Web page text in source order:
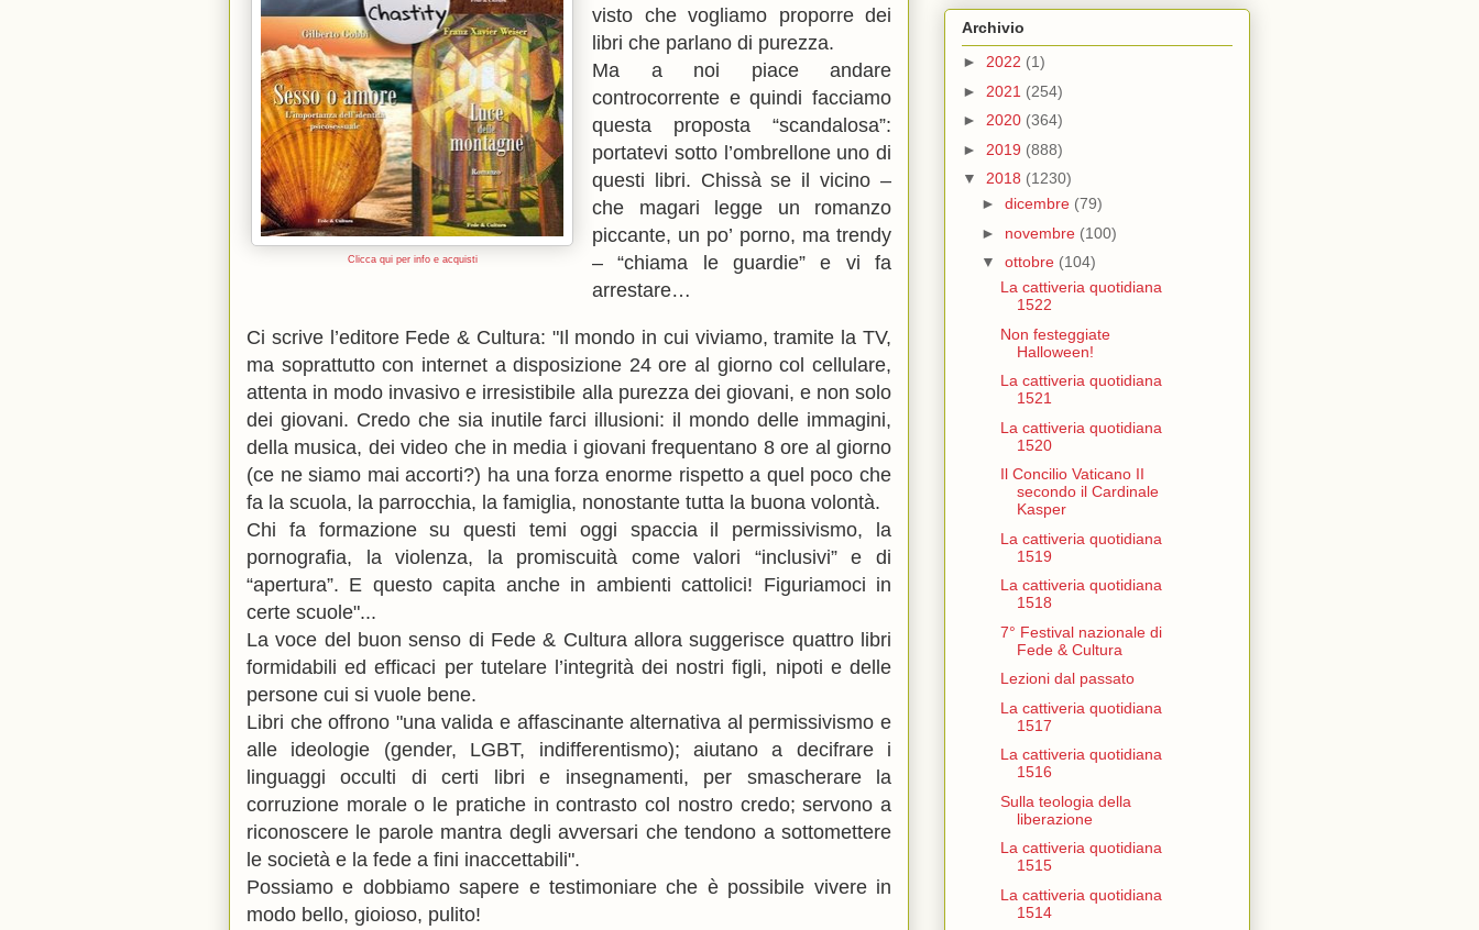
Clicca qui per info e acquisti
visto che vogliamo proporre dei
libri che parlano di purezza.
Ma a noi piace andare
controcorrente e quindi facciamo
questa proposta “scandalosa”:
portatevi sotto l’ombrellone uno di
questi libri. Chissà se il vicino –
che magari legge un romanzo
piccante, un po’ porno, ma trendy
– “chiama le guardie” e vi fa
arrestare…
Ci scrive l’editore Fede & Cultura: "Il mondo in cui viviamo, tramite la TV,
ma soprattutto con internet a disposizione 24 ore al giorno col cellulare,
attenta in modo invasivo e irresistibile alla purezza dei giovani, e non solo
dei giovani. Credo che sia inutile farci illusioni: il mondo delle immagini,
della musica, dei video che in media i giovani frequentano 8 ore al giorno
(ce ne siamo mai accorti?) ha una forza enorme rispetto a quel poco che
fa la scuola, la parrocchia, la famiglia, nonostante tutta la buona volontà.
Chi fa formazione su questi temi oggi spaccia il permissivismo, la
pornografia, la violenza, la promiscuità come valori “inclusivi” e di
“apertura”. E questo capita anche in ambienti cattolici! Figuriamoci in
certe scuole"...
La voce del buon senso di Fede & Cultura allora suggerisce quattro libri
formidabili ed efficaci per tutelare l’integrità dei nostri figli, nipoti e delle
persone cui si vuole bene.
Libri che offrono "una valida e affascinante alternativa al permissivismo e
alle ideologie (gender, LGBT, indifferentismo); aiutano a decifrare i
linguaggi occulti di certi libri e insegnamenti, per smascherare la
corruzione morale o le pratiche in contrasto col nostro credo; servono a
riconoscere le parole mantra degli avversari che tendono a sottomettere
le società e la fede a fini inaccettabili".
Possiamo e dobbiamo sapere e testimoniare che è possibile vivere in
modo bello, gioioso, pulito!
Archivio
► 2022 (1)
► 2021 (254)
► 2020 (364)
► 2019 (888)
▼ 2018 (1230)
► dicembre (79)
► novembre (100)
▼ ottobre (104)
La cattiveria quotidiana
1522
Non festeggiate
Halloween!
La cattiveria quotidiana
1521
La cattiveria quotidiana
1520
Il Concilio Vaticano II
secondo il Cardinale
Kasper
La cattiveria quotidiana
1519
La cattiveria quotidiana
1518
7° Festival nazionale di
Fede & Cultura
Lezioni dal passato
La cattiveria quotidiana
1517
La cattiveria quotidiana
1516
Sulla teologia della
liberazione
La cattiveria quotidiana
1515
La cattiveria quotidiana
1514